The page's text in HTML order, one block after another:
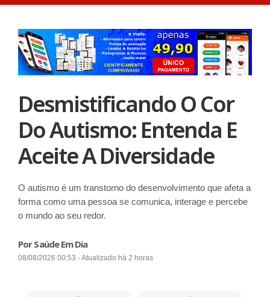
Desmistificando O Cor
Do Autismo: Entenda E
Aceite A Diversidade
O autismo é um transtorno do desenvolvimento que afeta a
forma como uma pessoa se comunica, interage e percebe
o mundo ao seu redor.
Por Saúde Em Dia
08/08/2026 00:53 - Atualizado há 2 horas